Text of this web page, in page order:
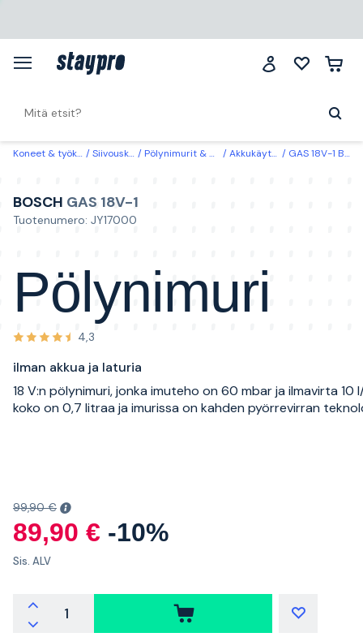
Koneet & työkalut Siivouskoneet Pölynimurit & märkäerottimet Akkukäyttöiset pölynimurit GAS 18V-1 Bosch Pölynimuri ilman akkua ja laturia
BOSCH GAS 18V-1
Tuotenumero: JY17000
Pölynimuri
4,3
ilman akkua ja laturia
18 V:n pölynimuri, jonka imuteho on 60 mbar ja ilmavirta 10
koko on 0,7 litraa ja imurissa on kahden pyörrevirran
99,90 €
89,90 € -10%
Sis. ALV